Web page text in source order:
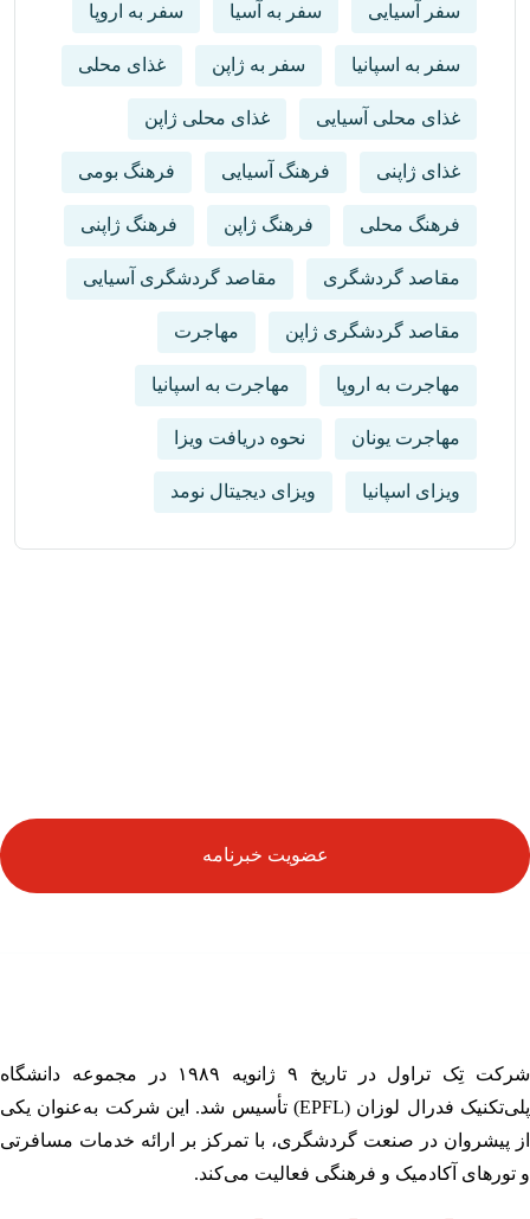
سفر آسیایی سفر به آسیا سفر به اروپا
سفر به اسپانیا سفر به ژاپن غذای محلی
غذای محلی آسیایی غذای محلی ژاپن
غذای ژاپنی فرهنگ آسیایی فرهنگ بومی
فرهنگ محلی فرهنگ ژاپن فرهنگ ژاپنی
مقاصد گردشگری مقاصد گردشگری آسیایی
مقاصد گردشگری ژاپن مهاجرت
مهاجرت به اروپا مهاجرت به اسپانیا
مهاجرت یونان نحوه دریافت ویزا
ویزای اسپانیا ویزای دیجیتال نومد
عضویت خبرنامه
شرکت تِک تراول در تاریخ ۹ ژانویه ۱۹۸۹ در مجموعه دانشگاه
پلی‌تکنیک فدرال لوزان (EPFL) تأسیس شد. این شرکت به‌عنوان یکی
پیشروان در صنعت گردشگری، با تمرکز بر ارائه خدمات مسافرتی
آکادمیک و فرهنگی فعالیت می‌کند.